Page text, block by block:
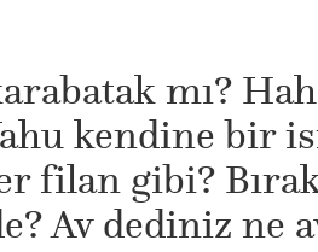
mı?
kendine bir
filan gibi?
Av dediniz ne